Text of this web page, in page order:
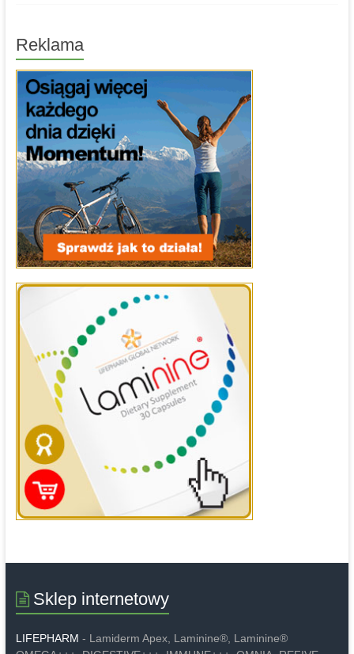
Reklama
Sklep internetowy
LIFEPHARM - Lamiderm Apex, Laminine®, Laminine®